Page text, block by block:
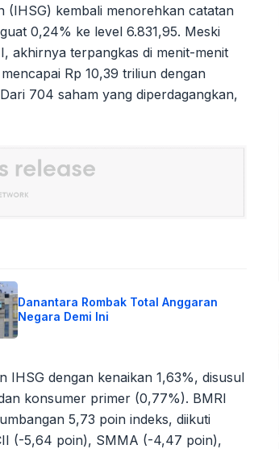
(IHSG) kembali menorehkan catatan
0,24% ke level 6.831,95. Meski
akhirnya terpangkas di menit-menit
Rp 10,39 triliun dengan
704 saham yang diperdagangkan,
Danantara Rombak Total Anggaran
Negara Demi Ini
IHSG dengan kenaikan 1,63%, disusul
konsumer primer (0,77%). BMRI
5,73 poin indeks, diikuti
(-5,64 poin), SMMA (-4,47 poin),